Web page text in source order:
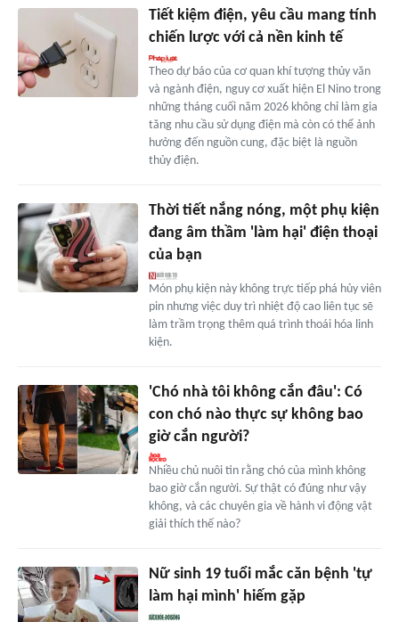
Tiết kiệm điện, yêu cầu mang tính
chiến lược với cả nền kinh tế
Theo dự báo của cơ quan khí tượng thủy văn
và ngành điện, nguy cơ xuất hiện El Nino trong
những tháng cuối năm 2026 không chỉ làm gia
tăng nhu cầu sử dụng điện mà còn có thể ảnh
hưởng đến nguồn cung, đặc biệt là nguồn
thủy điện.
Thời tiết nắng nóng, một phụ kiện
đang âm thầm 'làm hại' điện thoại
của bạn
Món phụ kiện này không trực tiếp phá hủy viên
pin nhưng việc duy trì nhiệt độ cao liên tục sẽ
làm trầm trọng thêm quá trình thoái hóa linh
kiện.
'Chó nhà tôi không cắn đâu': Có
con chó nào thực sự không bao
giờ cắn người?
Nhiều chủ nuôi tin rằng chó của mình không
bao giờ cắn người. Sự thật có đúng như vậy
không, và các chuyên gia về hành vi động vật
giải thích thế nào?
Nữ sinh 19 tuổi mắc căn bệnh 'tự
làm hại mình' hiếm gặp